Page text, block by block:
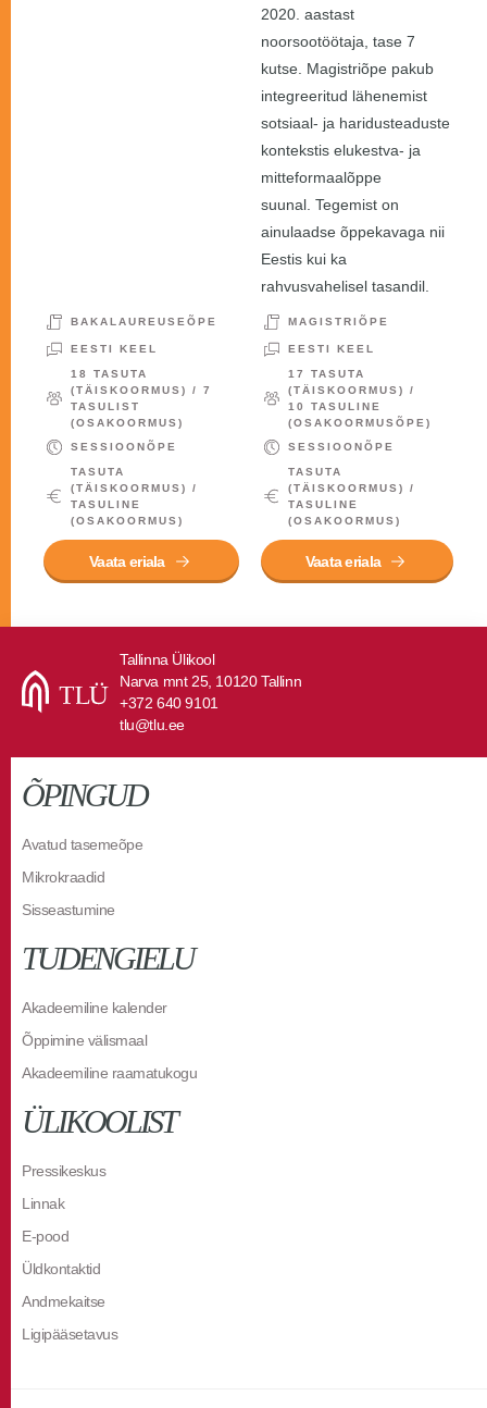
BAKALAUREUSEÕPE
EESTI KEEL
18 TASUTA
(TÄISKOORMUS) / 7
TASULIST
(OSAKOORMUS)
SESSIOONÕPE
TASUTA
(TÄISKOORMUS) /
TASULINE
(OSAKOORMUS)
Vaata eriala
2020. aastast
noorsootöötaja, tase 7
kutse. Magistriõpe pakub
integreeritud lähenemist
sotsiaal- ja haridusteaduste
kontekstis elukestva- ja
mitteformaalõppe
suunal. Tegemist on
ainulaadse õppekavaga nii
Eestis kui ka
rahvusvahelisel tasandil.
MAGISTRIÕPE
EESTI KEEL
17 TASUTA
(TÄISKOORMUS) /
10 TASULINE
(OSAKOORMUSÕPE)
SESSIOONÕPE
TASUTA
(TÄISKOORMUS) /
TASULINE
(OSAKOORMUS)
Vaata eriala
Tallinna Ülikool
Narva mnt 25, 10120 Tallinn
+372 640 9101
tlu@tlu.ee
ÕPINGUD
Avatud tasemeõpe
Mikrokraadid
Sisseastumine
TUDENGIELU
Akadeemiline kalender
Õppimine välismaal
Akadeemiline raamatukogu
ÜLIKOOLIST
Pressikeskus
Linnak
E-pood
Üldkontaktid
Andmekaitse
Ligipääsetavus